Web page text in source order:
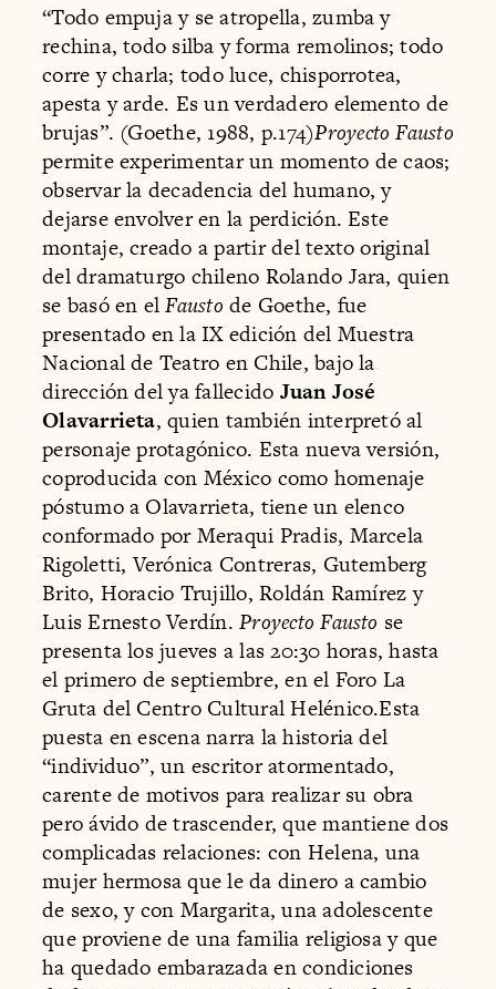
“Todo empuja y se atropella, zumba y
rechina, todo silba y forma remolinos; todo
corre y charla; todo luce, chisporrotea,
apesta y arde. Es un verdadero elemento de
brujas”. (Goethe, 1988, p.174)Proyecto Fausto
permite experimentar un momento de caos;
observar la decadencia del humano, y
dejarse envolver en la perdición. Este
montaje, creado a partir del texto original
del dramaturgo chileno Rolando Jara, quien
se basó en elFausto de Goethe, fue
presentado en la IX edición del Muestra
Nacional de Teatro en Chile, bajo la
dirección del ya fallecido Juan José
Olavarrieta, quien también interpretó al
personaje protagónico. Esta nueva versión,
coproducida con México como homenaje
póstumo a Olavarrieta, tiene un elenco
conformado por Meraqui Pradis, Marcela
Rigoletti, Verónica Contreras, Gutemberg
Brito, Horacio Trujillo, Roldán Ramírez y
Luis Ernesto Verdín.Proyecto Fausto se
presenta los jueves a las 20:30 horas, hasta
el primero de septiembre, en el Foro La
Gruta del Centro Cultural Helénico.Esta
puesta en escena narra la historia del
“individuo”, un escritor atormentado,
carente de motivos para realizar su obra
pero ávido de trascender, que mantiene dos
complicadas relaciones: con Helena, una
mujer hermosa que le da dinero a cambio
de sexo, y con Margarita, una adolescente
que proviene de una familia religiosa y que
ha quedado embarazada en condiciones